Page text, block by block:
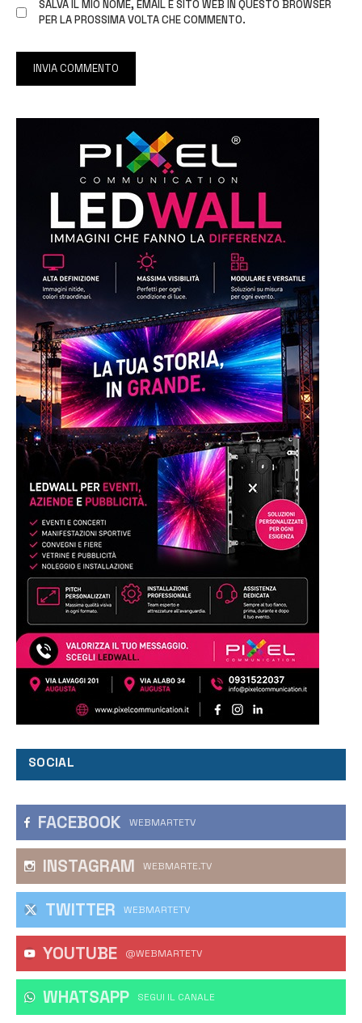
SALVA IL MIO NOME, EMAIL E SITO WEB IN QUESTO BROWSER
PER LA PROSSIMA VOLTA CHE COMMENTO.
SOCIAL
FACEBOOK WEBMARTETV
INSTAGRAM WEBMARTE.TV
TWITTER WEBMARTETV
YOUTUBE @WEBMARTETV
WHATSAPP ‎SEGUI IL CANALE